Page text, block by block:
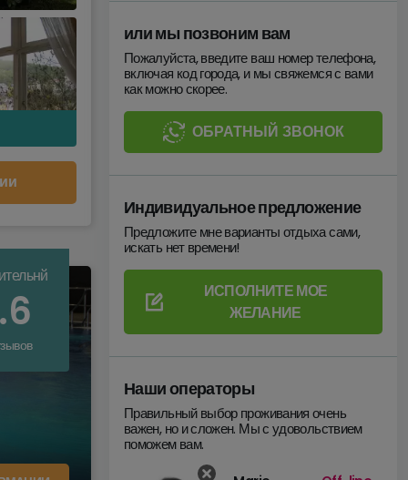
или мы позвоним вам
Пожалуйста, введите ваш номер телефона,
включая код города, и мы свяжемся с вами
как можно скорее.
ОБРАТНЫЙ ЗВОНОК
Индивидуальное предложение
Предложите мне варианты отдыха сами,
искать нет времени!
ИСПОЛНИТЕ МОЕ
ЖЕЛАНИЕ
Наши операторы
Правильный выбор проживания очень
важен, но и сложен. Мы с удовольствием
поможем вам.